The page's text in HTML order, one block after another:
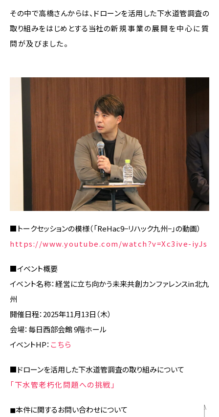
その中で高橋さんからは、ドローンを活用した下水道管調査の
取り組みをはじめとする当社の新規事業の展開を中心に質
問が及びました。
■トークセッションの模様（「ReHac9−リハック九州−」の動画）
https://www.youtube.com/watch?v=Xc3ive-iyJs
■イベント概要
イベント名称：経営に立ち向かう未来共創カンファレンスin北九
州
開催日程：2025年11月13日（木）
会場：毎日西部会館 9階ホール
イベントHP： こちら
■ドローンを活用した下水道管調査の取り組みについて
「下水管老朽化問題への挑戦」
◼︎本件に関するお問い合わせについて